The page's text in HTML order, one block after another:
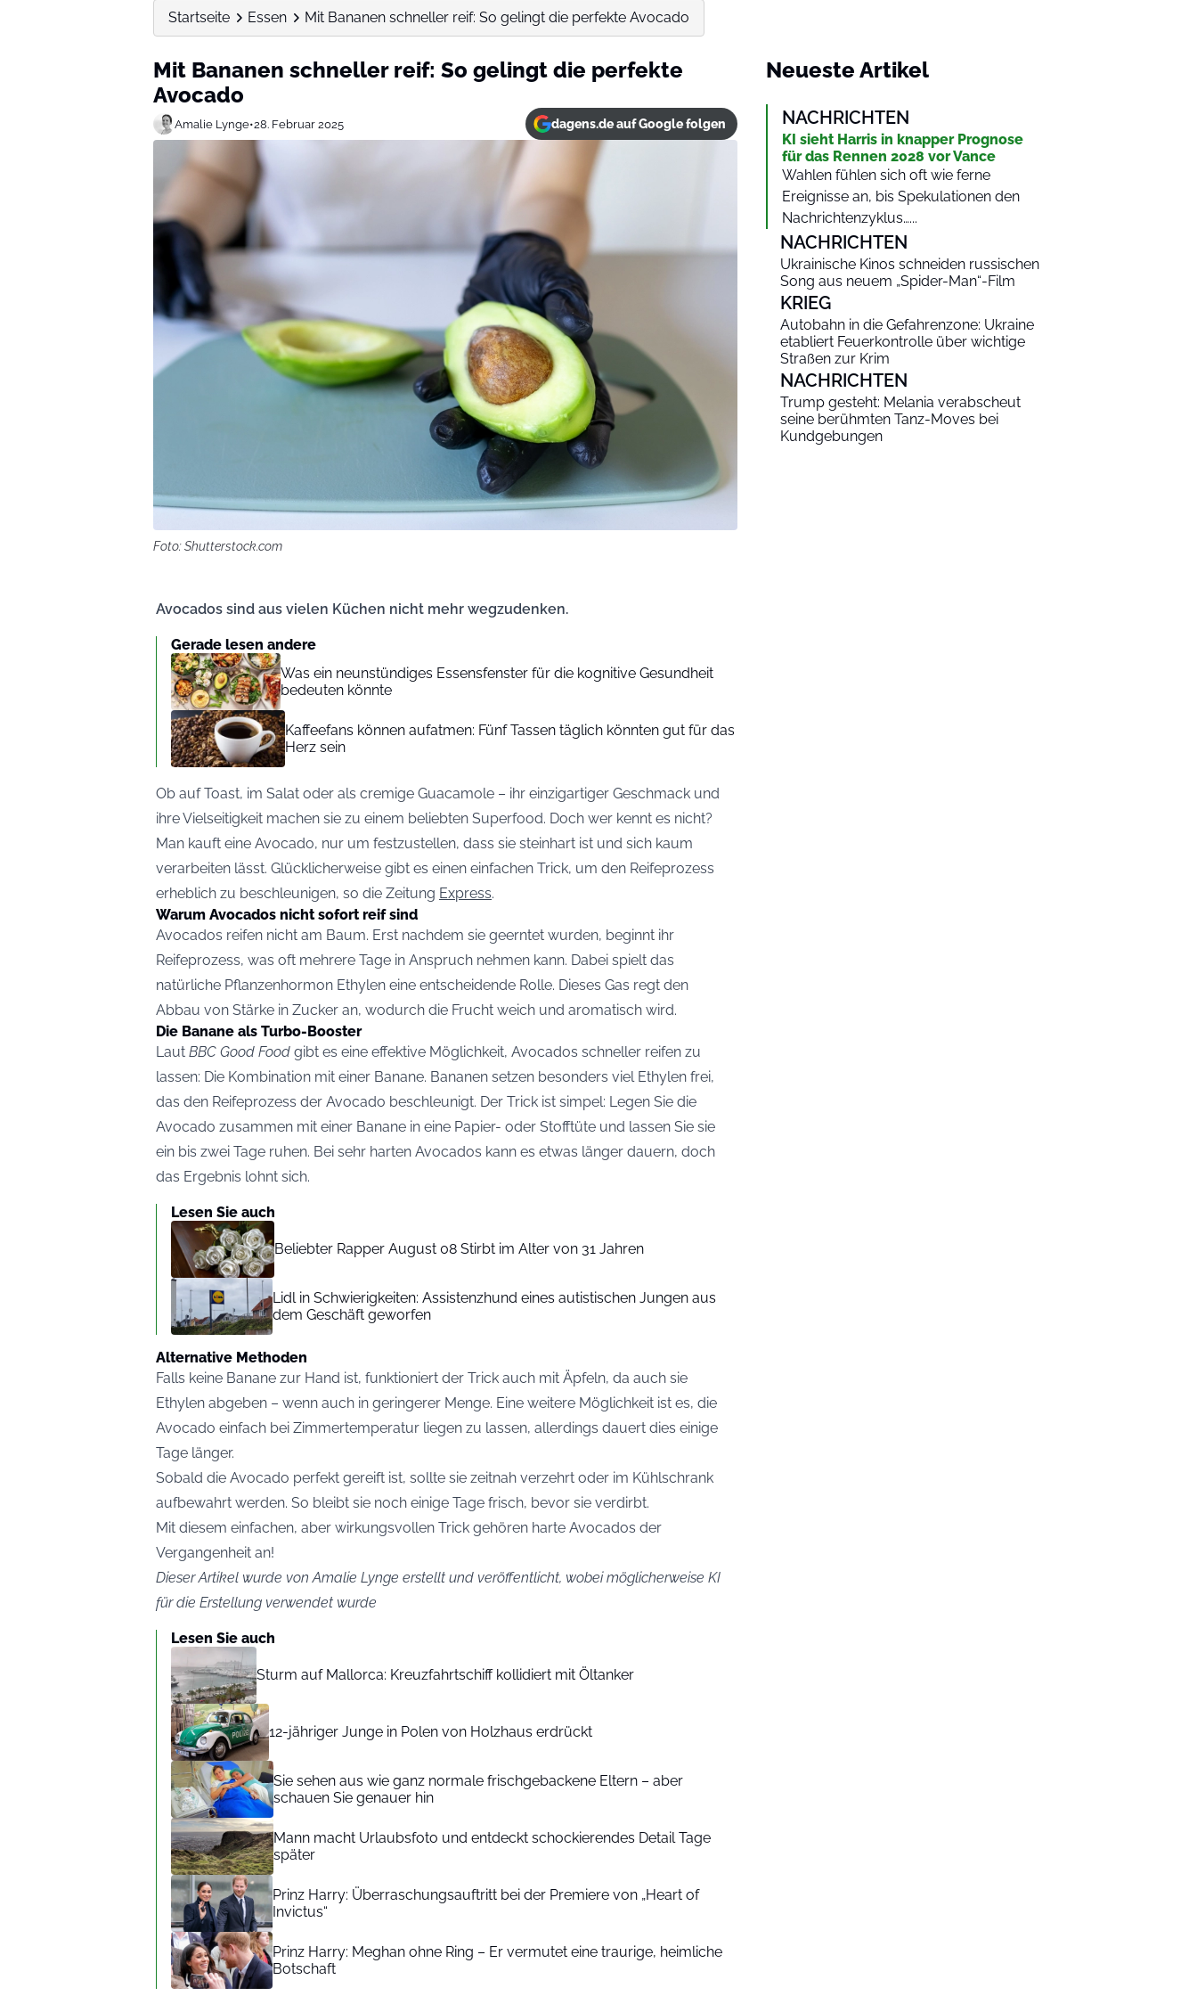
Startseite Essen Mit Bananen schneller reif: So gelingt die perfekte Avocado
Mit Bananen schneller reif: So gelingt die perfekte
Avocado
Amalie Lynge•28. Februar 2025 dagens.de auf Google folgen
Foto: Shutterstock.com
Avocados sind aus vielen Küchen nicht mehr wegzudenken.
Gerade lesen andere
Was ein neunstündiges Essensfenster für die kognitive Gesundheit
bedeuten könnte
Kaffeefans können aufatmen: Fünf Tassen täglich könnten gut für das
Herz sein
Ob auf Toast, im Salat oder als cremige Guacamole – ihr einzigartiger Geschmack und
ihre Vielseitigkeit machen sie zu einem beliebten Superfood. Doch wer kennt es nicht?
Man kauft eine Avocado, nur um festzustellen, dass sie steinhart ist und sich kaum
verarbeiten lässt. Glücklicherweise gibt es einen einfachen Trick, um den Reifeprozess
erheblich zu beschleunigen, so die Zeitung Express.
Warum Avocados nicht sofort reif sind
Avocados reifen nicht am Baum. Erst nachdem sie geerntet wurden, beginnt ihr
Reifeprozess, was oft mehrere Tage in Anspruch nehmen kann. Dabei spielt das
natürliche Pflanzenhormon Ethylen eine entscheidende Rolle. Dieses Gas regt den
Abbau von Stärke in Zucker an, wodurch die Frucht weich und aromatisch wird.
Die Banane als Turbo-Booster
Laut BBC Good Food gibt es eine effektive Möglichkeit, Avocados schneller reifen zu
lassen: Die Kombination mit einer Banane. Bananen setzen besonders viel Ethylen frei,
das den Reifeprozess der Avocado beschleunigt. Der Trick ist simpel: Legen Sie die
Avocado zusammen mit einer Banane in eine Papier- oder Stofftüte und lassen Sie sie
ein bis zwei Tage ruhen. Bei sehr harten Avocados kann es etwas länger dauern, doch
das Ergebnis lohnt sich.
Lesen Sie auch
Beliebter Rapper August 08 Stirbt im Alter von 31 Jahren
Lidl in Schwierigkeiten: Assistenzhund eines autistischen Jungen aus
dem Geschäft geworfen
Alternative Methoden
Falls keine Banane zur Hand ist, funktioniert der Trick auch mit Äpfeln, da auch sie
Ethylen abgeben – wenn auch in geringerer Menge. Eine weitere Möglichkeit ist es, die
Avocado einfach bei Zimmertemperatur liegen zu lassen, allerdings dauert dies einige
Tage länger.
Sobald die Avocado perfekt gereift ist, sollte sie zeitnah verzehrt oder im Kühlschrank
aufbewahrt werden. So bleibt sie noch einige Tage frisch, bevor sie verdirbt.
Mit diesem einfachen, aber wirkungsvollen Trick gehören harte Avocados der
Vergangenheit an!
Dieser Artikel wurde von Amalie Lynge erstellt und veröffentlicht, wobei möglicherweise KI
für die Erstellung verwendet wurde
Lesen Sie auch
Sturm auf Mallorca: Kreuzfahrtschiff kollidiert mit Öltanker
12-jähriger Junge in Polen von Holzhaus erdrückt
Sie sehen aus wie ganz normale frischgebackene Eltern – aber
schauen Sie genauer hin
Mann macht Urlaubsfoto und entdeckt schockierendes Detail Tage
später
Prinz Harry: Überraschungsauftritt bei der Premiere von „Heart of
Invictus“
Prinz Harry: Meghan ohne Ring – Er vermutet eine traurige, heimliche
Botschaft
Neueste Artikel
NACHRICHTEN
KI sieht Harris in knapper Prognose
für das Rennen 2028 vor Vance
Wahlen fühlen sich oft wie ferne
Ereignisse an, bis Spekulationen den
Nachrichtenzyklus…...
NACHRICHTEN
Ukrainische Kinos schneiden russischen
Song aus neuem „Spider-Man“-Film
KRIEG
Autobahn in die Gefahrenzone: Ukraine
etabliert Feuerkontrolle über wichtige
Straßen zur Krim
NACHRICHTEN
Trump gesteht: Melania verabscheut
seine berühmten Tanz-Moves bei
Kundgebungen